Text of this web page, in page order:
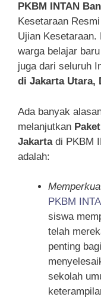
PKBM INTAN
Kesetaraan
Ujian Kesetaraan.
warga belajar
juga dari seluruh
di Jakarta Utara,
Ada banyak
melanjutkan
Jakartadi PKBM
adalah:
PKBM
siswa
telah
penting
sekolah